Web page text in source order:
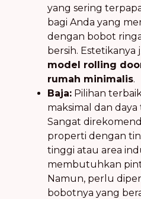
yang sering
bagi Anda yang
dengan bobot
bersih.
model rolling
rumah minimalis.
Baja: Pilihan
maksimal dan
Sangat
properti dengan
tinggi atau area
membutuhkan
Namun, perlu
bobotnya yang